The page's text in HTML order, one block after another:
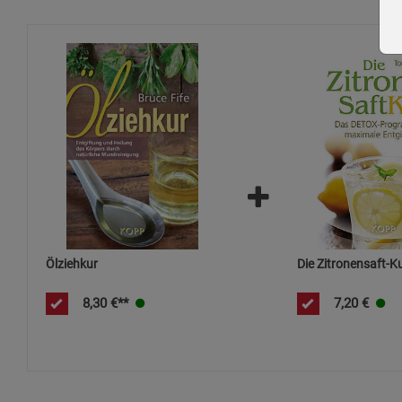
Ölziehkur
8,30 €**
Die Zitronensaft-
7,20 €